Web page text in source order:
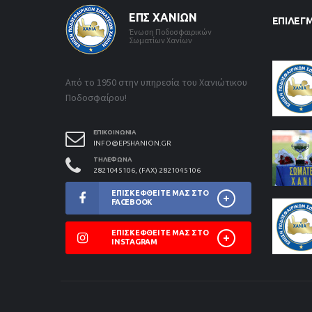
ΕΠΣ ΧΑΝΊΩΝ
Ένωση Ποδοσφαιρικών
Σωματίων Χανίων
Από το 1950 στην υπηρεσία του Χανιώτικου
Ποδοσφαίρου!
ΕΠΙΚΟΙΝΩΝΊΑ
INFO@EPSHANION.GR
ΤΗΛΈΦΩΝΑ
2821045106, (FAX) 2821045106
ΕΠΙΣΚΕΦΘΕΊΤΕ ΜΑΣ ΣΤΟ
FACEBOOK
ΕΠΙΣΚΕΦΘΕΊΤΕ ΜΑΣ ΣΤΟ
INSTAGRAM